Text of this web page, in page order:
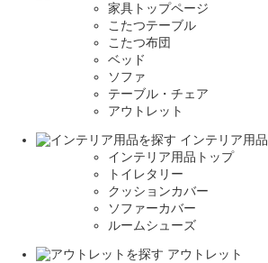
家具トップページ
こたつテーブル
こたつ布団
ベッド
ソファ
テーブル・チェア
アウトレット
インテリア用品
インテリア用品トップ
トイレタリー
クッションカバー
ソファーカバー
ルームシューズ
アウトレット